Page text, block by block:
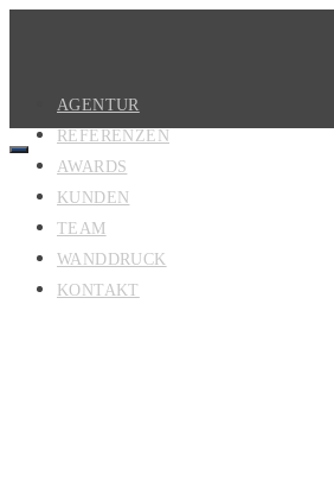
AGENTUR
REFERENZEN
AWARDS
KUNDEN
TEAM
WANDDRUCK
KONTAKT